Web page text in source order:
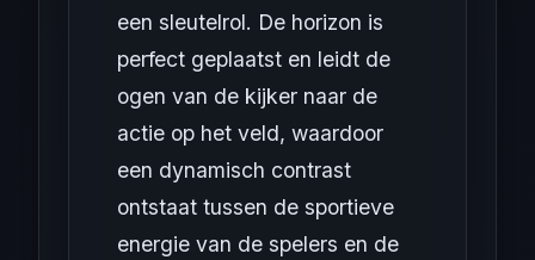
een sleutelrol. De horizon is
perfect geplaatst en leidt de
ogen van de kijker naar de
actie op het veld, waardoor
een dynamisch contrast
ontstaat tussen de sportieve
energie van de spelers en de